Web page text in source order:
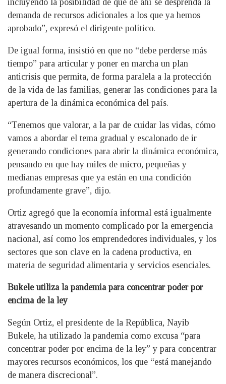
incluyendo la posibilidad de que de ahí se desprenda la
demanda de recursos adicionales a los que ya hemos
aprobado”, expresó el dirigente político.
De igual forma, insistió en que no “debe perderse más
tiempo” para articular y poner en marcha un plan
anticrisis que permita, de forma paralela a la protección
de la vida de las familias, generar las condiciones para la
apertura de la dinámica económica del país.
“Tenemos que valorar, a la par de cuidar las vidas, cómo
vamos a abordar el tema gradual y escalonado de ir
generando condiciones para abrir la dinámica económica,
pensando en que hay miles de micro, pequeñas y
medianas empresas que ya están en una condición
profundamente grave”, dijo.
Ortiz agregó que la economía informal está igualmente
atravesando un momento complicado por la emergencia
nacional, así como los emprendedores individuales, y los
sectores que son clave en la cadena productiva, en
materia de seguridad alimentaria y servicios esenciales.
Bukele utiliza la pandemia para concentrar poder por
encima de la ley
Según Ortiz, el presidente de la República, Nayib
Bukele, ha utilizado la pandemia como excusa “para
concentrar poder por encima de la ley” y para concentrar
mayores recursos económicos, los que “está manejando
de manera discrecional”.